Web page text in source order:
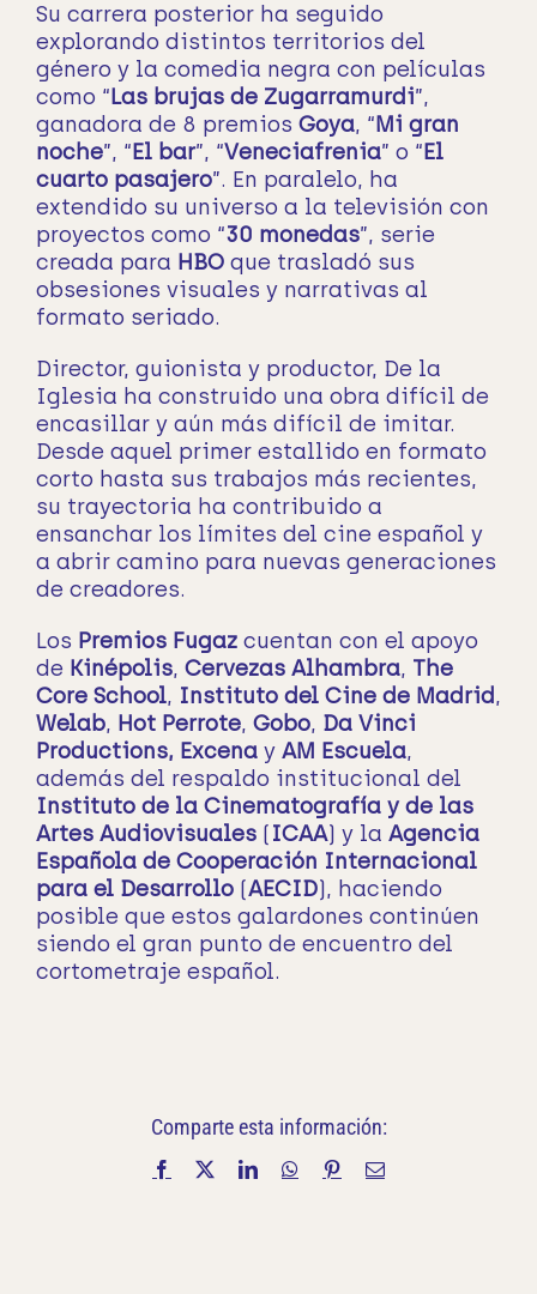
Su carrera posterior ha seguido
explorando distintos territorios del
género y la comedia negra con películas
como “Las brujas de Zugarramurdi”,
ganadora de 8 premios Goya, “Mi gran
noche”, “El bar”, “Veneciafrenia” o “El
cuarto pasajero”. En paralelo, ha
extendido su universo a la televisión con
proyectos como “30 monedas”, serie
creada para HBOque trasladó sus
obsesiones visuales y narrativas al
formato seriado.
Director, guionista y productor, De la
Iglesia ha construido una obra difícil de
encasillar y aún más difícil de imitar.
Desde aquel primer estallido en formato
corto hasta sus trabajos más recientes,
su trayectoria ha contribuido a
ensanchar los límites del cine español y
a abrir camino para nuevas generaciones
de creadores.
Los Premios Fugazcuentan con el apoyo
de Kinépolis, Cervezas Alhambra, The
Core School, Instituto del Cine de Madrid,
Welab, Hot Perrote, Gobo, Da Vinci
Productions, Excena y AM Escuela,
además del respaldo institucional del
Instituto de la Cinematografía y de las
Artes Audiovisuales(ICAA) y la Agencia
Española de Cooperación Internacional
para el Desarrollo(AECID), haciendo
posible que estos galardones continúen
siendo el gran punto de encuentro del
cortometraje español.
Comparte esta información:
Facebook LinkedInWhatsApp
PinterestCorreo